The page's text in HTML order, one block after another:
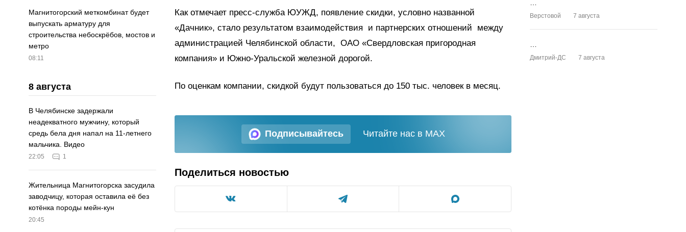
Магнитогорский меткомбинат будет
выпускать арматуру для
строительства небоскрёбов, мостов и
метро
08:11
8 августа
В Челябинске задержали
неадекватного мужчину, который
средь бела дня напал на 11-летнего
мальчика. Видео
22:05 1
Жительница Магнитогорска засудила
заводчицу, которая оставила её без
котёнка породы мейн-кун
20:45
Как отмечает пресс-служба ЮУЖД, появление скидки, условно названной
«Дачник», стало результатом взаимодействия и партнерских отношений между
администрацией Челябинской области, ОАО «Свердловская пригородная
компания» и Южно-Уральской железной дорогой.
По оценкам компании, скидкой будут пользоваться до 150 тыс. человек в месяц.
Подписывайтесь Читайте нас в MAX
Поделиться новостью
Верстовой 7 августа
Дмитрий-ДС 7 августа